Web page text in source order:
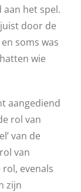
het spel.
door de
soms was
wie
aangediend
rol van
van de
van
evenals
zijn